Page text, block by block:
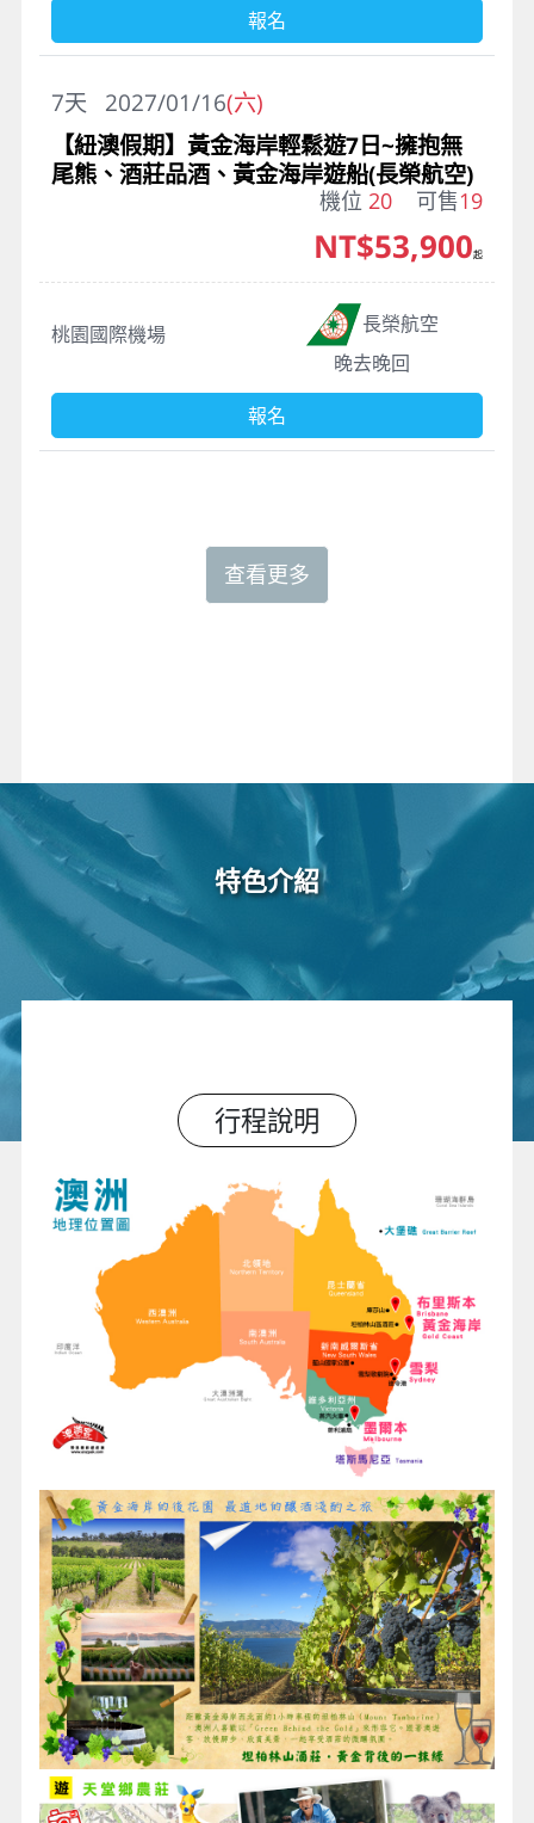
特色介紹
行程說明
報名
2027/01/16(六)
7天
【紐澳假期】黃金海岸輕鬆遊7日~擁抱無
尾熊、酒莊品酒、黃金海岸遊船(長榮航空)
機位 20 可售19
桃園國際機場
長榮航空
晚去晚回
NT$53,900起
報名
查看更多